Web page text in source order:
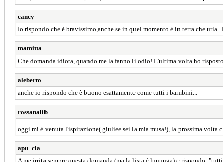
cancy
Io rispondo che è bravissimo,anche se in quel momento è in terra che
mamitta
Che domanda idiota, quando me la fanno li odio! L'ultima volta ho
aleberto
anche io rispondo che è buono esattamente come tutti i bambini...
rossanalib
oggi mi è venuta l'ispirazione( giuliee sei la mia musa!), la prossima volta
apu_cla